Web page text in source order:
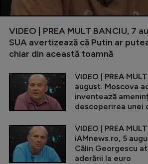
VIDEO | PREA MULT BANCIU, 7
SUA avertizează că Putin ar
chiar din această toamnă
VIDEO | PREA
august. Moscova
inventează
descoperirea unei
VIDEO | PREA
iAMnews.ro, 5
Călin Georgescu
aderării la euro